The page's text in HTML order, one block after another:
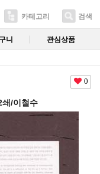
카테고리 검색
니 관심상품
0
쇄/이철수